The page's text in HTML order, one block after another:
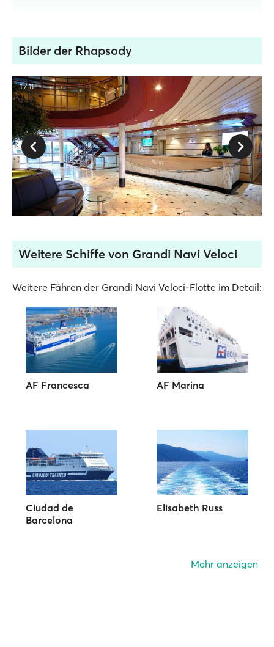
Bilder der Rhapsody
1 / 11
Weitere Schiffe von Grandi Navi Veloci
Weitere Fähren der Grandi Navi Veloci-Flotte im Detail:
AF Francesca AF Marina
Ciudad de
Barcelona
Elisabeth Russ
Mehr anzeigen